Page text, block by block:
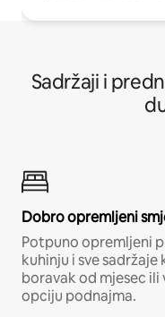
Sadržaji i
Dobro opremljeni
Potpuno opremljeni
kuhinju i sve
boravak od mjesec ili
opciju podnajma.